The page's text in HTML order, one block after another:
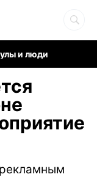
и люди